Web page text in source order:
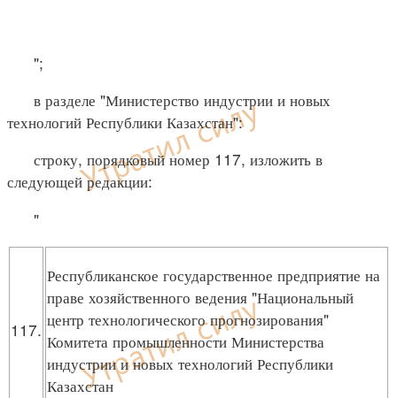
";
в разделе "Министерство индустрии и новых
технологий Республики Казахстан":
строку, порядковый номер 117, изложить в
следующей редакции:
"
117.
Республиканское государственное предприятие на
праве хозяйственного ведения "Национальный
центр технологического прогнозирования"
Комитета промышленности Министерства
индустрии и новых технологий Республики
Казахстан